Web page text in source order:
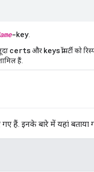
-key
certsऔर keysप्रॉपर्टी को
शामिल हैं.
हैं. इनके बारे में यहां बताया